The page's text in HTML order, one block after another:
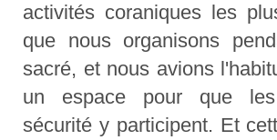
activités coraniques les
que nous organisons
sacré, et nous avions
un espace pour que
sécurité y participent. Et